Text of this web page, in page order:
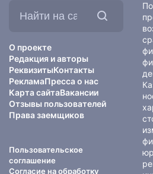
О проекте
Редакция и авторы
РеквизитыКонтакты
РекламаПресса о нас
Карта сайтаВакансии
Отзывы пользователей
Права заемщиков
Пользовательское
соглашение
Согласие на обработку